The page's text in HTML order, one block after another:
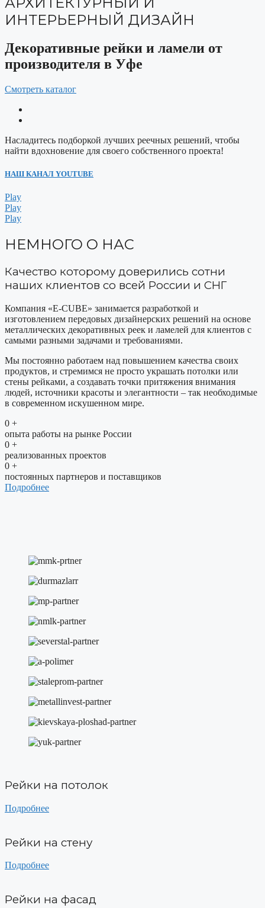
ИНТЕРЬЕРНЫЙ ДИЗАЙН
Декоративные рейки и ламели от
производителя в Уфе
Смотреть каталог
Насладитесь подборкой лучших реечных решений, чтобы
найти вдохновение для своего собственного проекта!
НАШ КАНАЛ YOUTUBE
Play
Play
Play
НЕМНОГО О НАС
Качество которому доверились сотни
наших клиентов со всей России и СНГ
Компания «E-CUBE» занимается разработкой и
изготовлением передовых дизайнерских решений на основе
металлических декоративных реек и ламелей для клиентов с
самыми разными задачами и требованиями.
Мы постоянно работаем над повышением качества своих
продуктов, и стремимся не просто украшать потолки или
стены рейками, а создавать точки притяжения внимания
людей, источники красоты и элегантности – так необходимые
в современном искушенном мире.
0 +
опыта работы на рынке России
0 +
реализованных проектов
0 +
постоянных партнеров и поставщиков
Подробнее
Рейки на потолок
Подробнее
Рейки на стену
Подробнее
Рейки на фасад